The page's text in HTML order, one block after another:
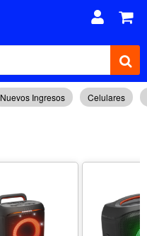
Nuevos Ingresos Celulares